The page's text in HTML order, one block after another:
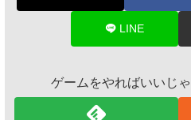
LINE
ゲームをやればいいじ